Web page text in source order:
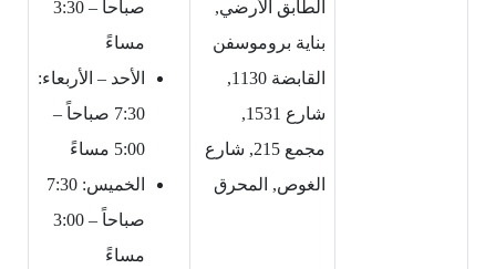
الطابق الأرضي,
بناية بروموسفن
القابضة 1130,
شارع 1531,
مجمع 215, شارع
الغوص, المحرق
صباحاً – 3:30
مساءً
الأحد – الأربعاء:
7:30 صباحاً –
5:00 مساءً
الخميس: 7:30
صباحاً – 3:00
مساءً